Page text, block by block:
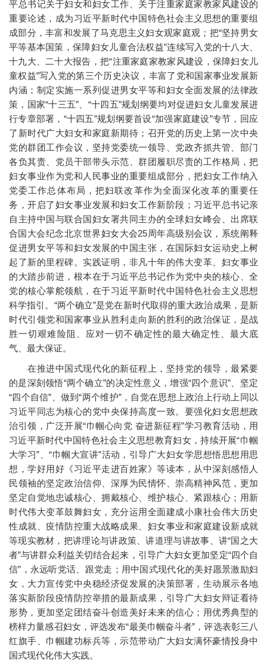
平总书记关于妇女和妇女工作、关于注重家庭家教家风建设的
重要论述，成为习近平新时代中国特色社会主义思想的重要组
成部分，丰富和发展了马克思主义妇女观家庭观；把“坚持男女
平等基本国策，保障妇女儿童合法权益”连续写入党的十八大、
十九大、二十大报告，把“注重家庭家教家风建设，保障妇女儿
童权益”写入党的第三个历史决议，丰富了党和国家事业发展新
内涵；制定实施一系列促进男女平等和妇女全面发展的法律政
策，国家“十三五”、“十四五”规划纲要均对促进妇女儿童发展进
行专章部署，“十四五”规划纲要首设“加强家庭建设”专节，回应
了新时代广大妇女和家庭新期待；召开党的历史上第一次中央
党的群团工作会议，坚持党委统一领导、党政齐抓共管、部门
各负其责、党员干部带头示范、群团履职尽责的工作格局，把
妇女事业作为党和人民事业的重要组成部分，把妇女工作纳入
党委工作总体布局，把妇联改革作为全面深化改革的重要任
务，开启了妇女事业发展和妇女工作新阶段；习近平总书记亲
自主持中国与联合国妇女署共同主办的全球妇女峰会、出席联
合国大会纪念北京世界妇女大会25周年高级别会议，系统阐释
促进男女平等和妇女发展的中国主张，在国际妇女运动史上树
起了新的里程碑。实践证明，非凡十年的伟大变革、妇女事业
的大踏步前进，根本在于习近平总书记作为党中央的核心、全
党的核心掌舵领航，在于习近平新时代中国特色社会主义思想
科学指引。“两个确立”是党在新时代取得的重大政治成果，是新
时代引领党和国家事业从胜利走向新的胜利的政治保证，是战
胜一切艰难险阻、应对一切不确定性的最大确定性、最大底
气、最大保证。
在推进中国式现代化的新征程上，坚持党的领导，最紧要
的是深刻领悟“两个确立”的决定性意义，增强“四个意识”、坚定
“四个自信”、做到“两个维护”，自觉在思想上政治上行动上同以
习近平同志为核心的党中央保持高度一致。要强化妇女思想政
治引领，广泛开展“巾帼心向党 奋进新征程”学习教育活动，用
习近平新时代中国特色社会主义思想教育妇女，持续开展“巾帼
大学习”、“巾帼大宣讲”活动，引导广大妇女学思想悟思想用思
想，学好用好《习近平走进百姓家》等读本，从中深刻感悟人
民领袖的坚定政治信仰、深厚为民情怀、崇高精神风范，更加
坚定自觉地忠诚核心、拥戴核心、维护核心、紧跟核心；用新
时代伟大变革鼓舞妇女，充分运用全面建成小康社会伟大历史
性成就、疫情防控重大战略成果、妇女事业和家庭建设新成就
等现实教材，把讲理论与讲政策、讲道理与讲故事、讲“国之大
者”与讲群众利益关切结合起来，引导广大妇女更加坚定“四个自
信”，永远听党话、跟党走；用中国式现代化的美好愿景激励妇
女，大力宣传党中央稳经济促发展的决策部署，生动展示各地
落实新阶段疫情防控举措的最新成果，引导广大妇女辩证看待
形势，更加坚定团结奋斗创造美好未来的信心；用优秀典型的
榜样力量感召妇女，评选发布“最美巾帼奋斗者”，评选表彰三八
红旗手、巾帼建功标兵等，示范带动广大妇女满怀豪情投身中
国式现代化伟大实践。